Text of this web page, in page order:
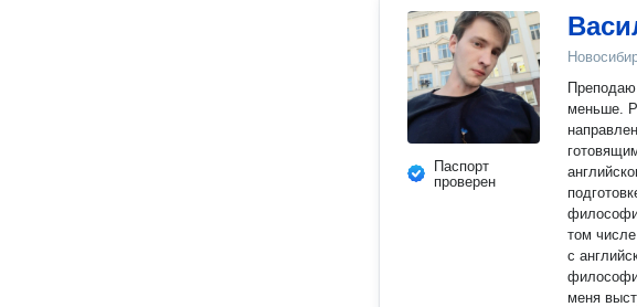
Паспорт
проверен
меньше.
английскому языку. Есть опыт
том
с
меня